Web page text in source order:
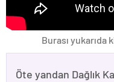
Burası yukarıda
Öte yandan Dağlık